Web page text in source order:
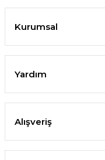
Kurumsal
Yardım
Alışveriş